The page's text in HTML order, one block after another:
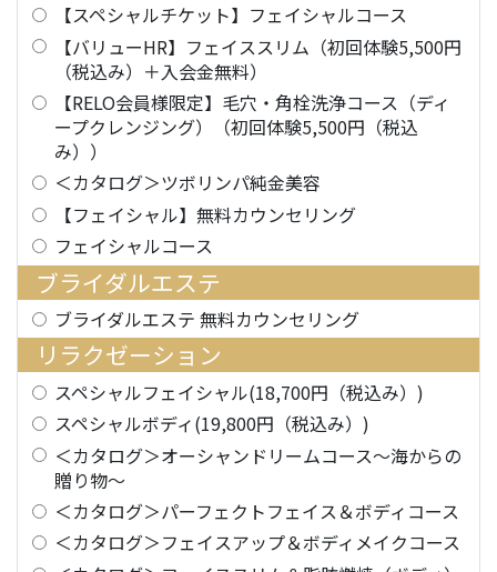
【スペシャルチケット】フェイシャルコース
【バリューHR】フェイススリム（初回体験5,500円
（税込み）＋入会金無料）
【RELO会員様限定】毛穴・角栓洗浄コース（ディ
ープクレンジング）（初回体験5,500円（税込
み））
＜カタログ＞ツボリンパ純金美容
【フェイシャル】無料カウンセリング
フェイシャルコース
ブライダルエステ
ブライダルエステ 無料カウンセリング
リラクゼーション
スペシャルフェイシャル(18,700円（税込み）)
スペシャルボディ(19,800円（税込み）)
＜カタログ＞オーシャンドリームコース～海からの
贈り物～
＜カタログ＞パーフェクトフェイス＆ボディコース
＜カタログ＞フェイスアップ＆ボディメイクコース